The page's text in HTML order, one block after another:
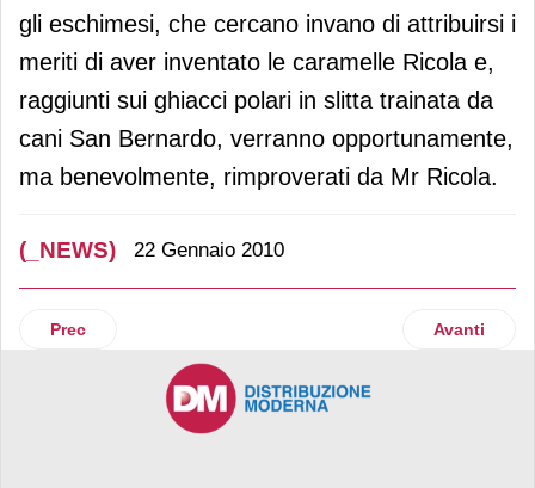
gli eschimesi, che cercano invano di attribuirsi i
meriti di aver inventato le caramelle Ricola e,
raggiunti sui ghiacci polari in slitta trainata da
cani San Bernardo, verranno opportunamente,
ma benevolmente, rimproverati da Mr Ricola.
(_NEWS) 22 Gennaio 2010
Articolo precedente: Valledoro
Prec Articolo
Avanti